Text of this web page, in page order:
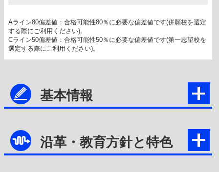
Aライン80偏差値：合格可能性80％に必要な偏差値です(併願校を選定
する際にご利用ください)。
Cライン50偏差値：合格可能性50％に必要な偏差値です(第一志望校を
選定する際にご利用ください)。
基本情報
沿革・教育方針と特色